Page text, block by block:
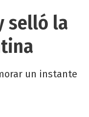
selló la
un instante